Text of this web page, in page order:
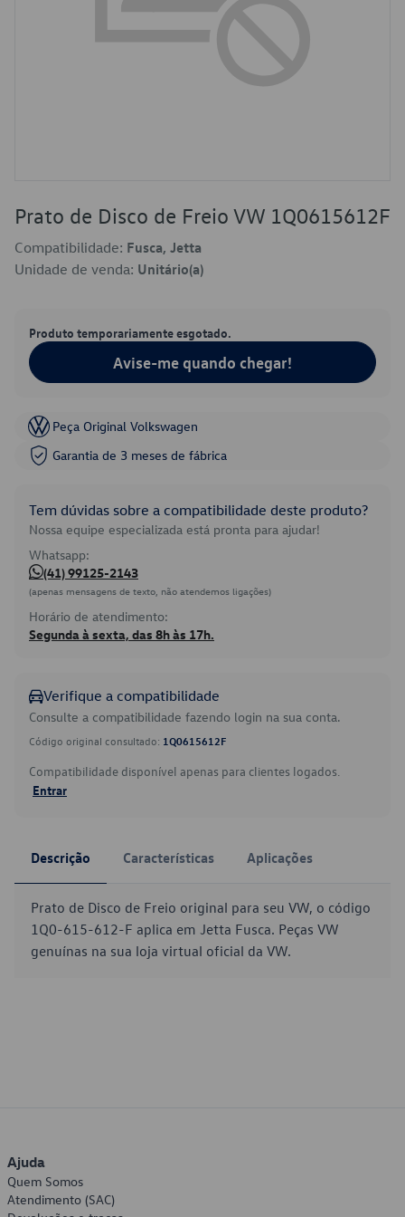
Prato de Disco de Freio VW 1Q0615612F
Compatibilidade: Fusca, Jetta
Unidade de venda: Unitário(a)
Produto temporariamente esgotado.
Avise-me quando chegar!
Peça Original Volkswagen
Garantia de 3 meses de fábrica
Tem dúvidas sobre a compatibilidade deste produto?
Nossa equipe especializada está pronta para ajudar!
Whatsapp:
(41) 99125-2143
(apenas mensagens de texto, não atendemos ligações)
Horário de atendimento:
Segunda à sexta, das 8h às 17h.
Verifique a compatibilidade
Consulte a compatibilidade fazendo login na sua conta.
Código original consultado: 1Q0615612F
Compatibilidade disponível apenas para clientes logados.
Entrar
Descrição Características Aplicações
Prato de Disco de Freio original para seu VW, o código
1Q0-615-612-F aplica em Jetta Fusca. Peças VW
genuínas na sua loja virtual oficial da VW.
Ajuda
Quem Somos
Atendimento (SAC)